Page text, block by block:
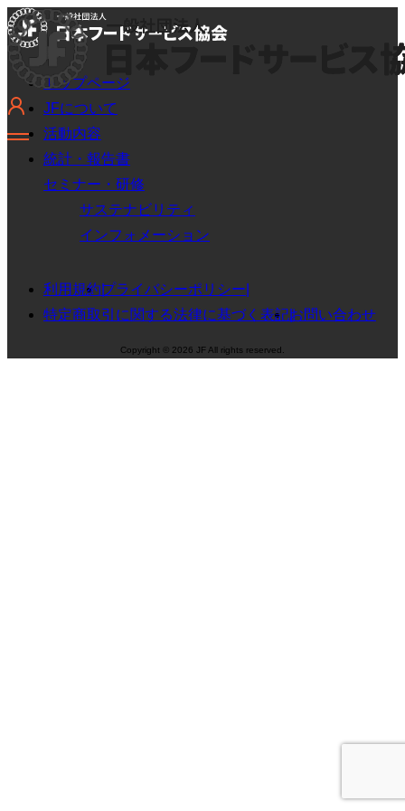
トップページ
JFについて
活動内容
統計・報告書
セミナー・研修
サステナビリティ
インフォメーション
利用規約プライバシーポリシー
特定商取引に関する法律に基づく表記お問い合わせ
Copyright © 2026 JF All rights reserved.